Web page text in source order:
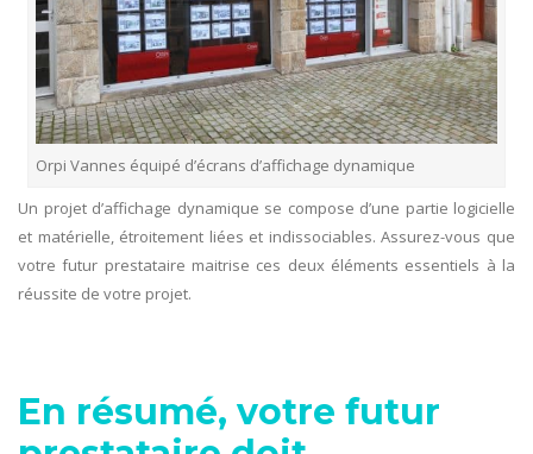
Orpi Vannes équipé d’écrans d’affichage dynamique
Un projet d’affichage dynamique se compose d’une partie logicielle
et matérielle, étroitement liées et indissociables. Assurez-vous que
votre futur prestataire maitrise ces deux éléments essentiels à la
réussite de votre projet.
En résumé, votre futur